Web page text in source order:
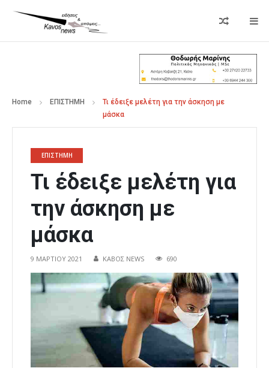
Home ΕΠΙΣΤΗΜΗ
Τι έδειξε μελέτη για την άσκηση με
μάσκα
ΕΠΙΣΤΗΜΗ
Τι έδειξε μελέτη για
την άσκηση με
μάσκα
9 ΜΑΡΤΊΟΥ 2021 ΚΑΒΟΣ NEWS 690